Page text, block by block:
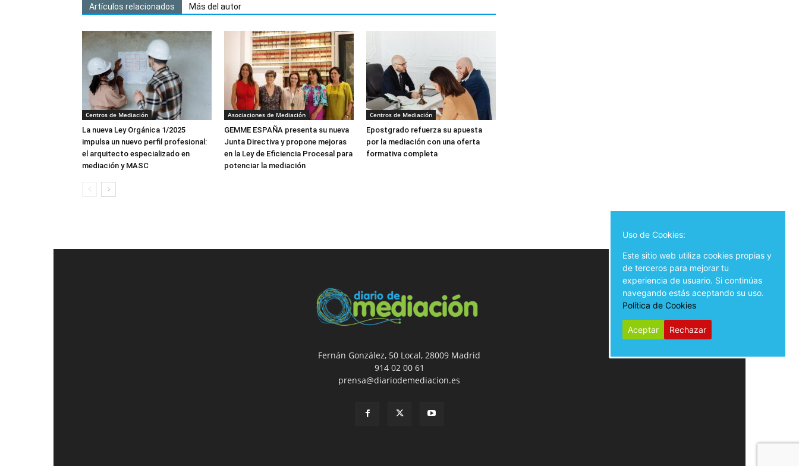
Artículos relacionados Más del autor
Centros de Mediación
La nueva Ley Orgánica 1/2025
impulsa un nuevo perfil profesional:
el arquitecto especializado en
mediación y MASC
Asociaciones de Mediación
GEMME ESPAÑA presenta su nueva
Junta Directiva y propone mejoras
en la Ley de Eficiencia Procesal para
potenciar la mediación
Centros de Mediación
Epostgrado refuerza su apuesta
por la mediación con una oferta
formativa completa
Fernán González, 50 Local, 28009 Madrid
914 02 00 61
prensa@diariodemediacion.es
Uso de Cookies:
Este sitio web utiliza cookies propias y
de terceros para mejorar tu
experiencia de usuario. Si continúas
navegando estás aceptando su uso.
Política de Cookies
Aceptar Rechazar